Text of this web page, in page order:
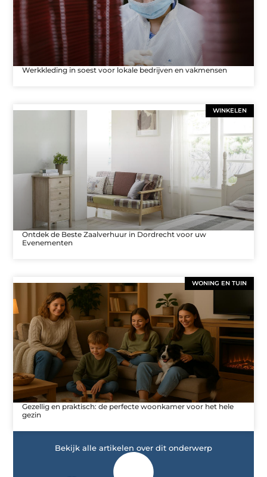
Werkkleding in soest voor lokale bedrijven en vakmensen
WINKELEN
Ontdek de Beste Zaalverhuur in Dordrecht voor uw
Evenementen
WONING EN TUIN
Gezellig en praktisch: de perfecte woonkamer voor het hele
gezin
Bekijk alle artikelen over dit onderwerp